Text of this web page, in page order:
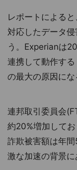
レポートによる
対応したデータ
う。Experianは
連携して動作す
の最大の原因にな
連邦取引委員会
約20%増加して
詐欺被害額は年
激な加速の背景に